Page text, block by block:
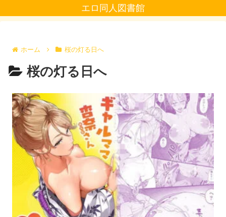
エロ同人図書館
ホーム 桜の灯る日へ
桜の灯る日へ